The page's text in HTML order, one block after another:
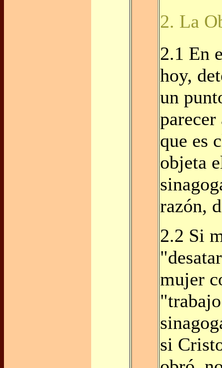
2. La
2.1 En
hoy,
un
que es
objeta
razón,
2.2 Si
mujer
si